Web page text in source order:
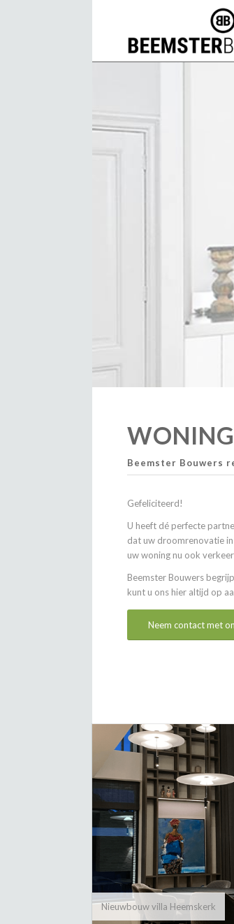
Beemster Bouwers
Gefeliciteerd!
U heeft dé perfecte
dat uw droomrenovatie
uw woning nu ook
Beemster Bouwers
kunt u ons hier altijd op
Neem contact met
Nieuwbouw villa Heemskerk